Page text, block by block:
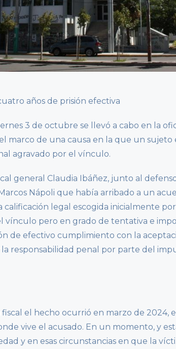
años de prisión efectiva
3 de octubre se llevó a cabo en la
marco de una causa en la que un sujeto
agravado por el vínculo.
general Claudia Ibáñez, junto al
Nápoli que había arribado a un
calificación legal escogida inicialmente
vínculo pero en grado de tentativa e
de efectivo cumplimiento con la
la responsabilidad penal por parte del
el hecho ocurrió en marzo de 2024,
vive el acusado. En un momento, y
y en esas circunstancias en que la